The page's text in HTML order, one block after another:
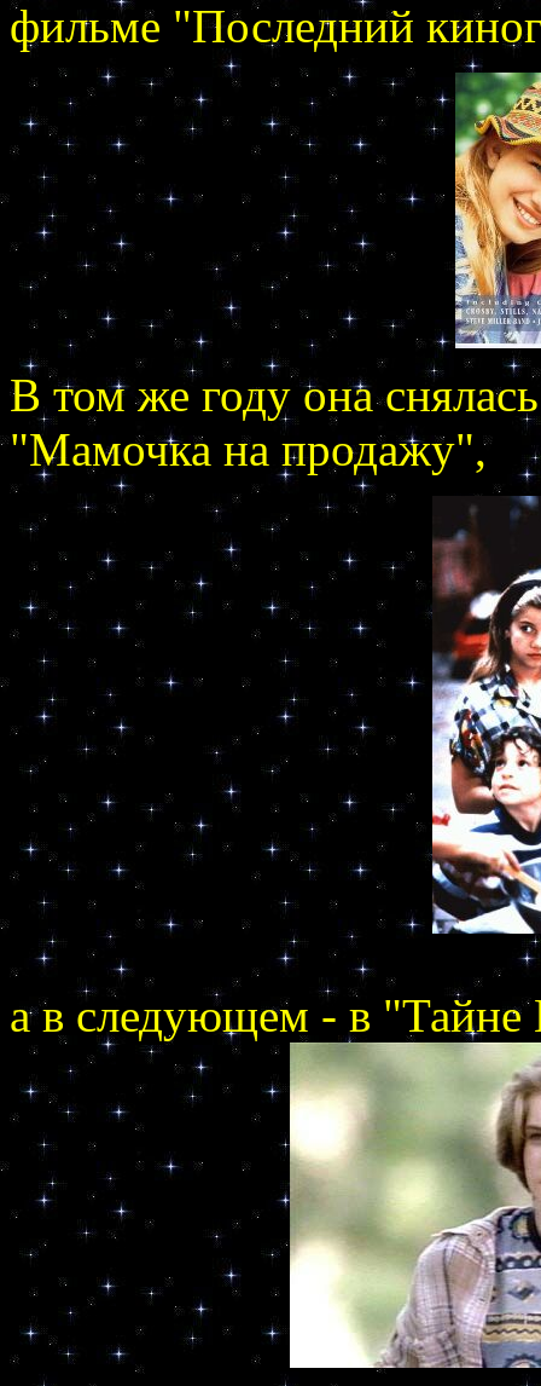
фильме "Последний
В том же году она
"Мамочка на продажу",
а в следующем - в